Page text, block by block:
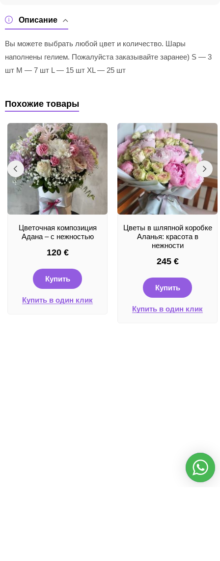
Описание
Вы можете выбрать любой цвет и количество. Шары
наполнены гелием. Пожалуйста заказывайте заранее) S — 3
шт M — 7 шт L — 15 шт XL — 25 шт
Похожие товары
Цветочная композиция
Адана – с нежностью
120 €
Купить
Купить в один клик
Цветы в шляпной коробке
Аланья: красота в
нежности
245 €
Купить
Купить в один клик